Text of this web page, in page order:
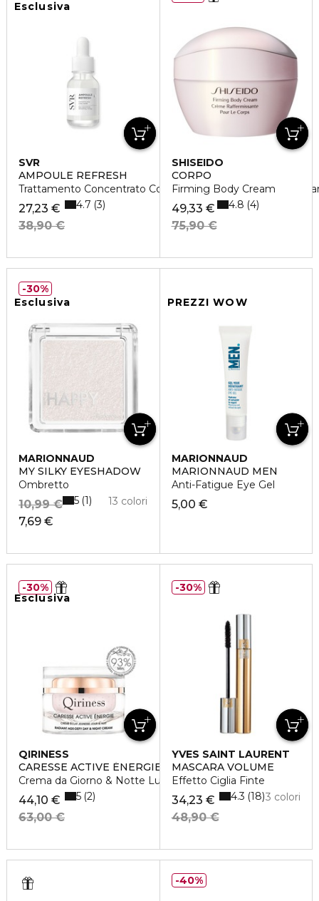
Esclusiva
SVR
AMPOULE REFRESH
Trattamento Concentrato Contorno Occhi Ad Azione
27,23 €
38,90 €
4.7 3
SHISEIDO
CORPO
Firming Body Cream
49,33 €
75,90 €
4.8 4
Esclusiva
MARIONNAUD
MY SILKY EYESHADOW
Ombretto
7,69 €
10,99 € 13 colori
5 1
30%
PREZZI WOW
MARIONNAUD
MARIONNAUD MEN
Anti-Fatigue Eye Gel
5,00 €
Esclusiva
QIRINESS
CARESSE ACTIVE ÉNERGIE
Crema da Giorno & Notte Luminosità e Giovinezza
44,10 €
63,00 €
5 2
30%
YVES SAINT LAURENT
MASCARA VOLUME
Effetto Ciglia Finte
34,23 €
48,90 €
3 colori
4.3 18
30%
40%